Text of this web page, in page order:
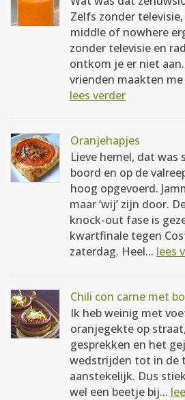
Zelfs zonder
middle of nowhere
zonder televisie en
ontkom je er niet
vrienden maakten
lees verder
Oranjehapjes
Lieve hemel, dat was
boord en op de
hoog opgevoerd.
maar ‘wij’ zijn door.
knock-out fase is
kwartfinale tegen
zaterdag. Heel... lees
Chili con carne met
Ik heb weinig met
oranjegekte op
gesprekken en het
wedstrijden tot in de
aanstekelijk. Dus
wel een beetje bij...